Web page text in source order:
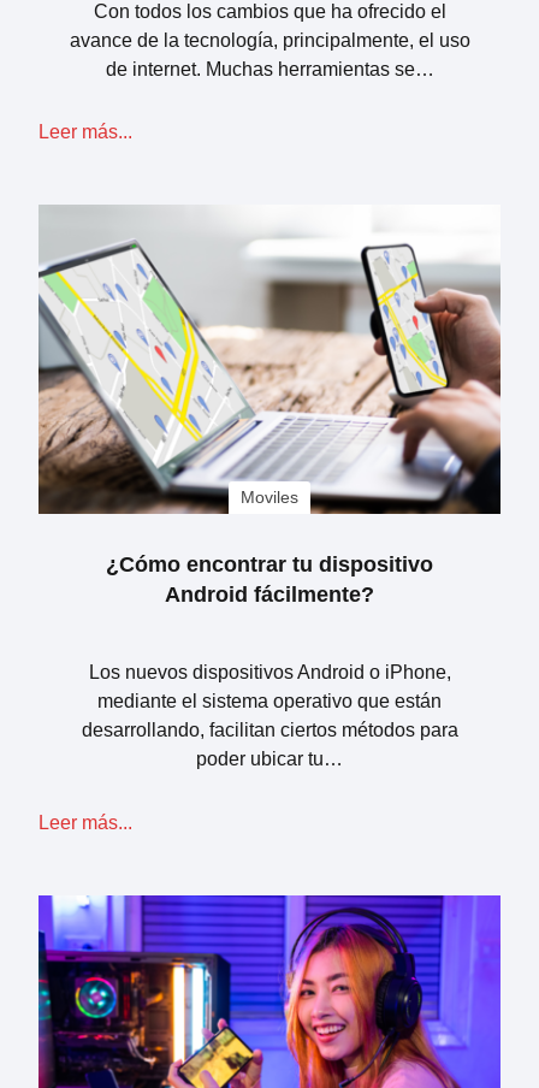
Con todos los cambios que ha ofrecido el
avance de la tecnología, principalmente, el uso
de internet. Muchas herramientas se…
Leer más...
Moviles
¿Cómo encontrar tu dispositivo
Android fácilmente?
Los nuevos dispositivos Android o iPhone,
mediante el sistema operativo que están
desarrollando, facilitan ciertos métodos para
poder ubicar tu…
Leer más...